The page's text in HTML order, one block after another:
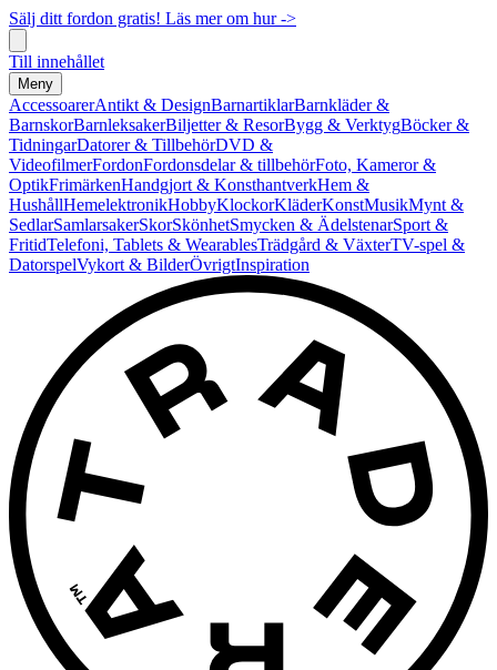
Sälj ditt fordon gratis! Läs mer om hur ->
Till innehållet
Meny
AccessoarerAntikt & DesignBarnartiklarBarnkläder &
BarnskorBarnleksakerBiljetter & ResorBygg & VerktygBöcker &
TidningarDatorer & TillbehörDVD &
VideofilmerFordonFordonsdelar & tillbehörFoto, Kameror &
OptikFrimärkenHandgjort & KonsthantverkHem &
HushållHemelektronikHobbyKlockorKläderKonstMusikMynt &
SedlarSamlarsakerSkorSkönhetSmycken & ÄdelstenarSport &
FritidTelefoni, Tablets & WearablesTrädgård & VäxterTV-spel &
DatorspelVykort & BilderÖvrigtInspiration